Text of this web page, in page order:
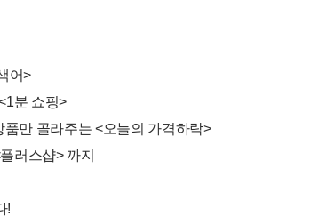
어>
분 쇼핑>
만 골라주는 <오늘의 가격하락>
러스샵> 까지
!